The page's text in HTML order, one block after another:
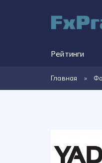
Рейтинги
Главная »